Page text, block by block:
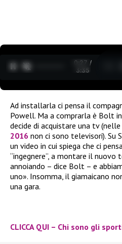
0:27 /
3:35
Ad installarla ci pensa il
Powell. Ma a comprarla è Bolt in
decide di acquistare una tv
2016 non ci sono televisori). Su
un video in cui spiega che ci
“ingegnere”, a montare il nuovo
annoiando – dice Bolt – e
uno». Insomma, il giamaicano
una gara.
CLICCA QUI – Chi sono gli